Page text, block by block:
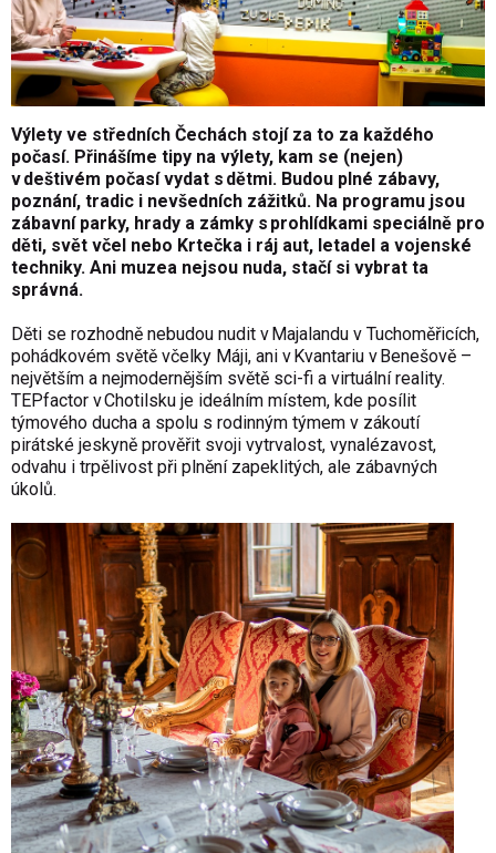
Výlety ve středních Čechách stojí za to za každého
počasí. Přinášíme tipy na výlety, kam se (nejen)
v deštivém počasí vydat s dětmi. Budou plné zábavy,
poznání, tradic i nevšedních zážitků. Na programu jsou
zábavní parky, hrady a zámky s prohlídkami speciálně pro
děti, svět včel nebo Krtečka i ráj aut, letadel a vojenské
techniky. Ani muzea nejsou nuda, stačí si vybrat ta
správná.
Děti se rozhodně nebudou nudit v Majalandu v Tuchoměřicích,
pohádkovém světě včelky Máji, ani v Kvantariu v Benešově –
největším a nejmodernějším světě sci-fi a virtuální reality.
TEPfactor v Chotilsku je ideálním místem, kde posílit
týmového ducha a spolu s rodinným týmem v zákoutí
pirátské jeskyně prověřit svoji vytrvalost, vynalézavost,
odvahu i trpělivost při plnění zapeklitých, ale zábavných
úkolů.